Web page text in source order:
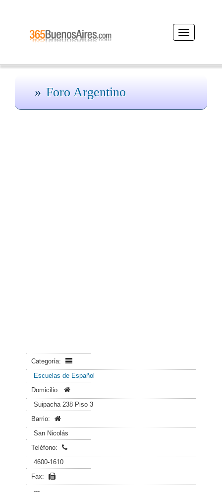
Desplegar
navegación
Foro Argentino
Categoría:
Escuelas de Español
Domicilio:
Suipacha 238 Piso 3
Barrio:
San Nicolás
Teléfono:
4600-1610
Fax:
---